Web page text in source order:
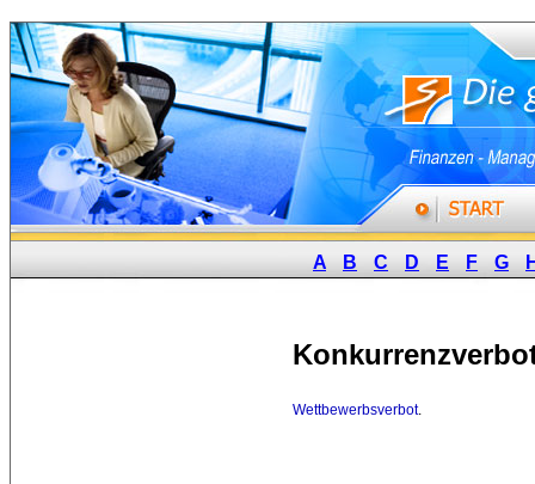
A B C D E F G
Wettbewerbsverbot.